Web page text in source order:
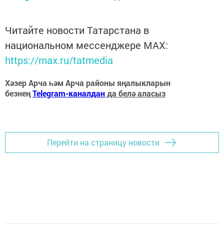
Читайте новости Татарстана в
национальном мессенджере MАХ:
https://max.ru/tatmedia
Хәзер Арча һәм Арча районы яңалыкларын
безнеңTelegram-каналданда белә аласыз
Перейти на страницу новости